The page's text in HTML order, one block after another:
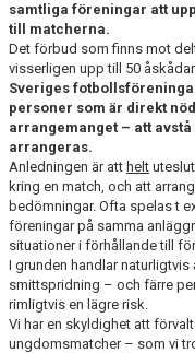
DOKUMENT / RIKTLINJER /
samtliga föreningar att
till matcherna.
Det förbud som finns mot
visserligen upp till 50
Sveriges
personer som är direkt
arrangemanget – att
arrangeras.
Anledningen är att helt
kring en match, och att
bedömningar. Ofta spelas t
föreningar på samma
situationer i förhållande till
I grunden handlar
smittspridning – och färre
rimligtvis en lägre risk.
Vi har en skyldighet att
ungdomsmatcher – som vi